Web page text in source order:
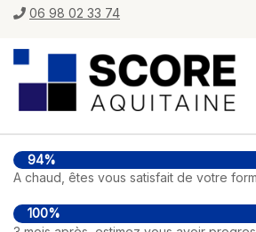
06 98 02 33 74
94%
A chaud, êtes vous satisfait de votre
100%